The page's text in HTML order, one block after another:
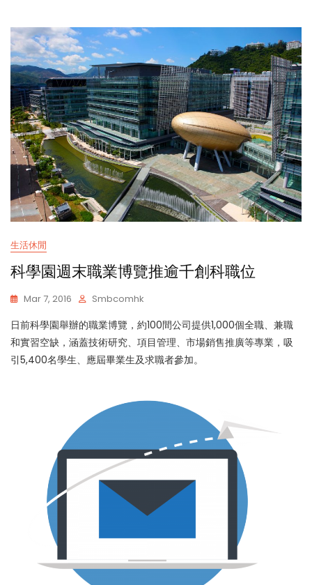
生活休閒
科學園週末職業博覽推逾千創科職位
Mar 7, 2016 Smbcomhk
日前科學園舉辦的職業博覽，約100間公司提供1,000個全職、兼職
和實習空缺，涵蓋技術研究、項目管理、市場銷售推廣等專業，吸
引5,400名學生、應屆畢業生及求職者參加。